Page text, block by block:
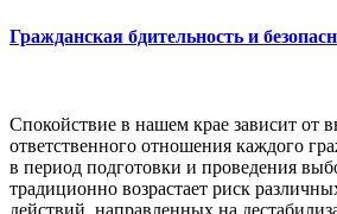
Гражданская бдительность и
Спокойствие в нашем крае зависит от
ответственного отношения каждого
в период подготовки и проведения
традиционно возрастает риск
действий, направленных на